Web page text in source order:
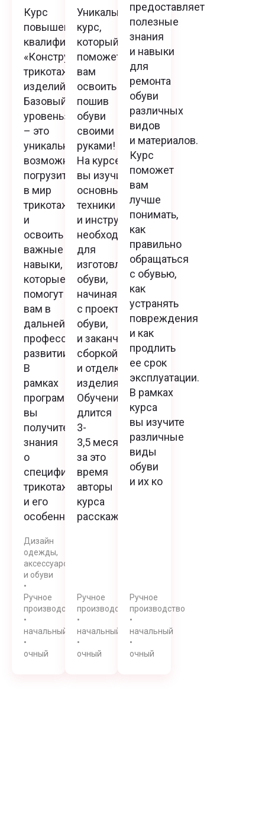
Курс
повышения
квалификации
«Конструирование
трикотажных
изделий.
Базовый
уровень»
– это
уникальная
возможность
погрузиться
в мир
трикотажа
и
освоить
важные
навыки,
которые
помогут
вам в
дальнейшем
профессиональном
развитии.
В
рамках
программы
вы
получите
знания
о
специфике
трикотажа
и его
особенно
Дизайн
одежды,
аксессуаров
и обуви
•
Ручное
производство
•
начальный
•
очный
Уникальный
курс,
который
поможет
вам
освоить
пошив
обуви
своими
руками!
На курсе
вы изучите
основные
техники
и инструменты,
необходимые
для
изготовления
обуви,
начиная
с проектирования
обуви,
и заканчивая
сборкой
и отделкой
изделия.
Обучение
длится
3-
3,5 месяца,
за это
время
авторы
курса
расскажут
Ручное
производство
•
начальный
•
очный
предоставляет
полезные
знания
и навыки
для
ремонта
обуви
различных
видов
и материалов.
Курс
поможет
вам
лучше
понимать,
как
правильно
обращаться
с обувью,
как
устранять
повреждения
и как
продлить
ее срок
эксплуатации.
В рамках
курса
вы изучите
различные
виды
обуви
и их ко
Ручное
производство
•
начальный
•
очный